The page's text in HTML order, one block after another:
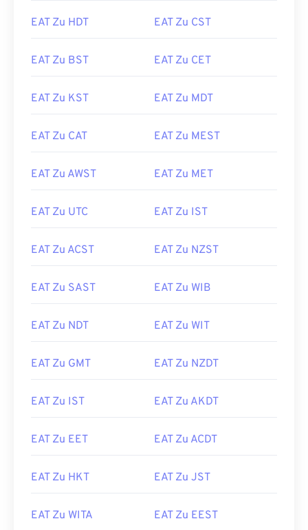
EAT Zu HDT EAT Zu CST
EAT Zu BST EAT Zu CET
EAT Zu KST EAT Zu MDT
EAT Zu CAT EAT Zu MEST
EAT Zu AWST EAT Zu MET
EAT Zu UTC EAT Zu IST
EAT Zu ACST EAT Zu NZST
EAT Zu SAST EAT Zu WIB
EAT Zu NDT EAT Zu WIT
EAT Zu GMT EAT Zu NZDT
EAT Zu IST EAT Zu AKDT
EAT Zu EET EAT Zu ACDT
EAT Zu HKT EAT Zu JST
EAT Zu WITA EAT Zu EEST